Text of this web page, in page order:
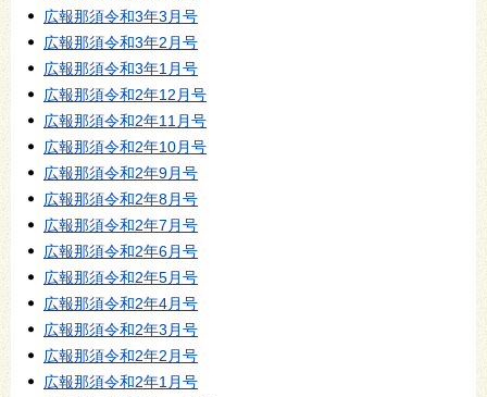
広報那須令和3年3月号
広報那須令和3年2月号
広報那須令和3年1月号
広報那須令和2年12月号
広報那須令和2年11月号
広報那須令和2年10月号
広報那須令和2年9月号
広報那須令和2年8月号
広報那須令和2年7月号
広報那須令和2年6月号
広報那須令和2年5月号
広報那須令和2年4月号
広報那須令和2年3月号
広報那須令和2年2月号
広報那須令和2年1月号